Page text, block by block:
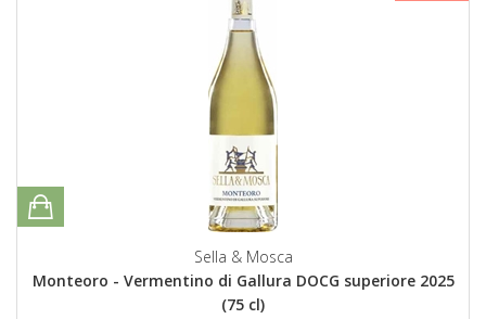
Sella & Mosca
Monteoro - Vermentino di Gallura DOCG superiore 2025
(75 cl)